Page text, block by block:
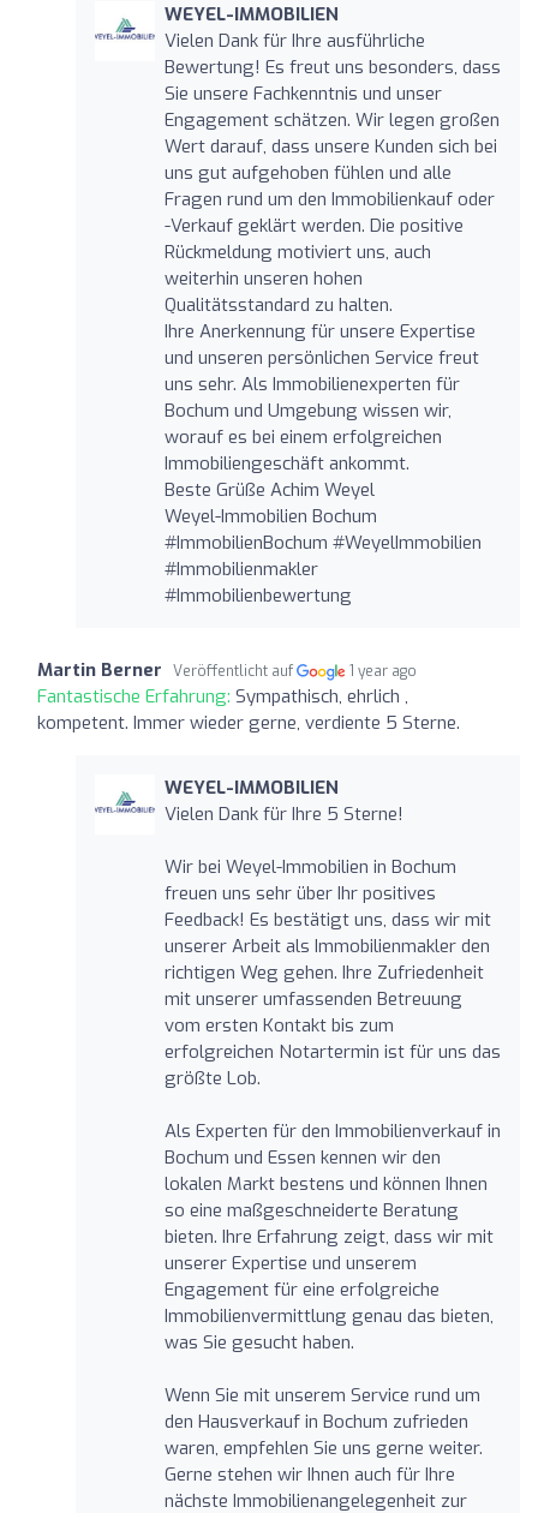
WEYEL-IMMOBILIEN
Vielen Dank für Ihre ausführliche
Bewertung! Es freut uns besonders, dass
Sie unsere Fachkenntnis und unser
Engagement schätzen. Wir legen großen
Wert darauf, dass unsere Kunden sich bei
uns gut aufgehoben fühlen und alle
Fragen rund um den Immobilienkauf oder
-Verkauf geklärt werden. Die positive
Rückmeldung motiviert uns, auch
weiterhin unseren hohen
Qualitätsstandard zu halten.
Ihre Anerkennung für unsere Expertise
und unseren persönlichen Service freut
uns sehr. Als Immobilienexperten für
Bochum und Umgebung wissen wir,
worauf es bei einem erfolgreichen
Immobiliengeschäft ankommt.
Beste Grüße Achim Weyel
Weyel-Immobilien Bochum
#ImmobilienBochum #WeyelImmobilien
#Immobilienmakler
#Immobilienbewertung
Martin Berner Veröffentlicht auf 1 year ago
Fantastische Erfahrung: Sympathisch, ehrlich ,
kompetent. Immer wieder gerne, verdiente 5 Sterne.
WEYEL-IMMOBILIEN
Vielen Dank für Ihre 5 Sterne!
Wir bei Weyel-Immobilien in Bochum
freuen uns sehr über Ihr positives
Feedback! Es bestätigt uns, dass wir mit
unserer Arbeit als Immobilienmakler den
richtigen Weg gehen. Ihre Zufriedenheit
mit unserer umfassenden Betreuung
vom ersten Kontakt bis zum
erfolgreichen Notartermin ist für uns das
größte Lob.
Als Experten für den Immobilienverkauf in
Bochum und Essen kennen wir den
lokalen Markt bestens und können Ihnen
so eine maßgeschneiderte Beratung
bieten. Ihre Erfahrung zeigt, dass wir mit
unserer Expertise und unserem
Engagement für eine erfolgreiche
Immobilienvermittlung genau das bieten,
was Sie gesucht haben.
Wenn Sie mit unserem Service rund um
den Hausverkauf in Bochum zufrieden
waren, empfehlen Sie uns gerne weiter.
Gerne stehen wir Ihnen auch für Ihre
nächste Immobilienangelegenheit zur